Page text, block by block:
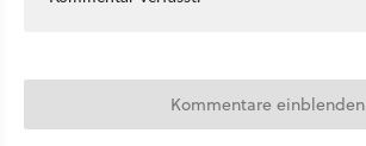
Kommentare einblenden